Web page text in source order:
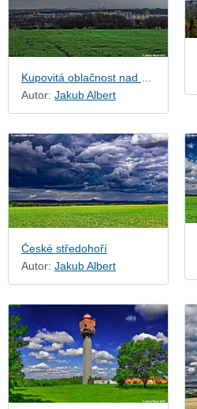
Autor: Jakub Albert
České středohoří
Autor: Jakub Albert